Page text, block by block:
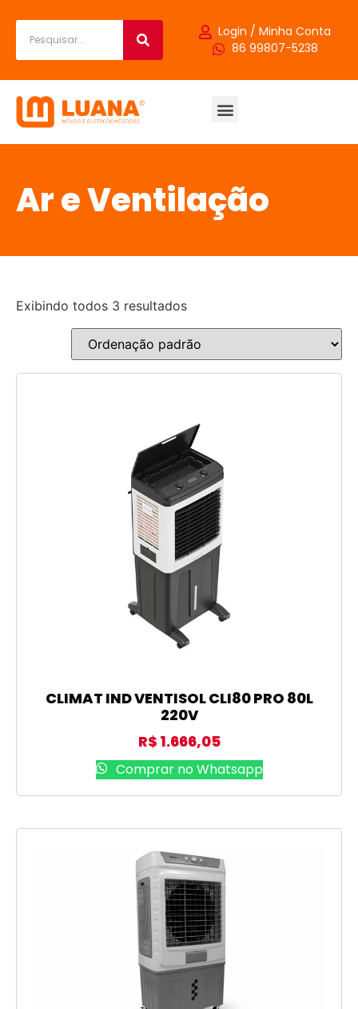
Login / Minha Conta
86 99807-5238
Ar e Ventilação
Exibindo todos 3 resultados
CLIMAT IND VENTISOL CLI80 PRO 80L
220V
R$ 1.666,05
Comprar no Whatsapp